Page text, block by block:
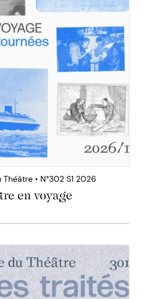
Théâtre • N°302 S1 2026
en voyage